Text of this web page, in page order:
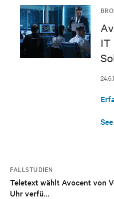
IT
FALLSTUDIEN
Teletext wählt Avocent von
Uhr verfü...